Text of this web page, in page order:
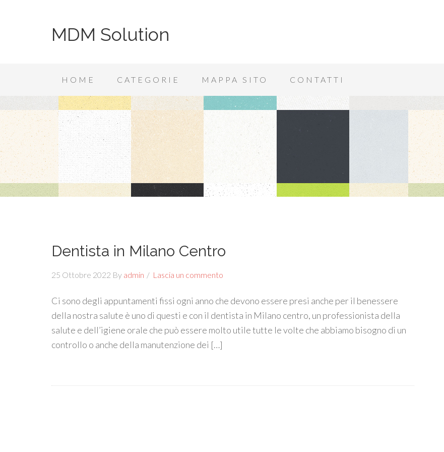
MDM Solution
HOME CATEGORIE MAPPA SITO CONTATTI
Dentista in Milano Centro
25 Ottobre 2022 By admin Lascia un commento
Ci sono degli appuntamenti fissi ogni anno che devono essere presi anche per il benessere
della nostra salute è uno di questi e con il dentista in Milano centro, un professionista della
salute e dell’igiene orale che può essere molto utile tutte le volte che abbiamo bisogno di un
controllo o anche della manutenzione dei […]